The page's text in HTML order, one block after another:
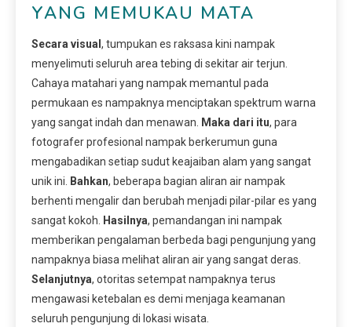
YANG MEMUKAU MATA
Secara visual , tumpukan es raksasa kini nampak
menyelimuti seluruh area tebing di sekitar air terjun.
Cahaya matahari yang nampak memantul pada
permukaan es nampaknya menciptakan spektrum warna
yang sangat indah dan menawan.
Maka dari itu, para
fotografer profesional nampak berkerumun guna
mengabadikan setiap sudut keajaiban alam yang sangat
unik ini.
Bahkan, beberapa bagian aliran air nampak
berhenti mengalir dan berubah menjadi pilar-pilar es yang
sangat kokoh.
Hasilnya, pemandangan ini nampak
memberikan pengalaman berbeda bagi pengunjung yang
nampaknya biasa melihat aliran air yang sangat deras.
Selanjutnya, otoritas setempat nampaknya terus
mengawasi ketebalan es demi menjaga keamanan
seluruh pengunjung di lokasi wisata.